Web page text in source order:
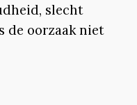
slecht
de oorzaak niet